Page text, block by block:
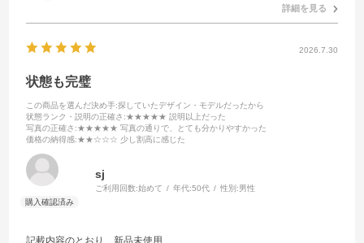
詳細を見る
2026.7.30
状態も完璧
この商品を選んだ決め手:探していたデザイン・モデルだったから
状態ランク・説明の正確さ :★★★★★ 説明以上だった
写真の正確さ :★★★★★ 写真の通りで、とても分かりやすかった
価格の納得感:★★☆☆☆ 少し割高に感じた
sj
ご利用回数:始めて 年代:50代 性別:男性
記載内容のとおり、新品未使用